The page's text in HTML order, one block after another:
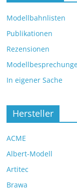
Modellbahnlisten
Publikationen
Rezensionen
In eigener Sache
Hersteller
ACME
Albert-Modell
Artitec
Brawa